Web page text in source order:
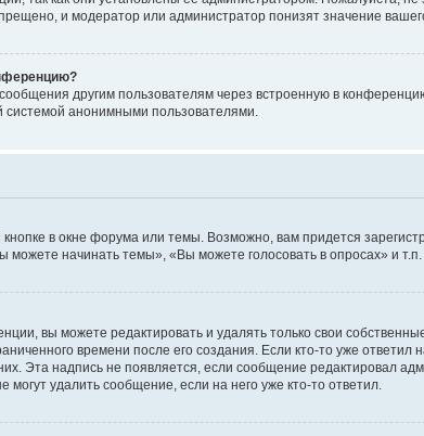
и модератор или администратор понизят значение
другим пользователям через встроенную в
системой анонимными пользователями.
в окне форума или темы. Возможно, вам придется
начинать темы», «Вы можете голосовать в опросах» и т.п.
вы можете редактировать и удалять только свои
времени после его создания. Если кто-то уже
Эта надпись не появляется, если сообщение редактировал
удалить сообщение, если на него уже кто-то ответил.